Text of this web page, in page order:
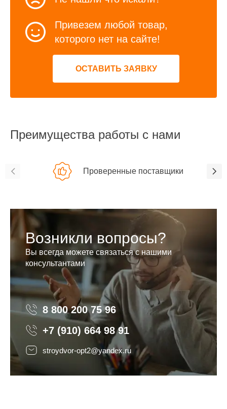
Привезем любой товар,
которого нет на сайте!
ОСТАВИТЬ ЗАЯВКУ
Преимущества работы с нами
Проверенные поставщики
Возникли вопросы?
Вы всегда можете связаться с нашими
консультантами
8 800 200 75 96 8 800 200 75 96
+7 (910) 664 98 91
stroydvor-opt2@yandex.ru